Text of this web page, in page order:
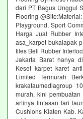
dari PT Bagus Unggul
Flooring
Playground, Sport
Harga Jual Rubber
asa_karpet bukalapak
tiles Beli Rubber
Jakarta Barat hanya
Keset karpet karet
Limited Termurah
krakataumediagroup
murah, kini
artinya lintasan lari
Cushions Klaten Kab.